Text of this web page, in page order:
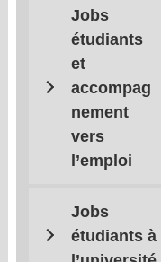
Jobs
étudiants
et
accompag
nement
vers
l’emploi
Jobs
étudiants à